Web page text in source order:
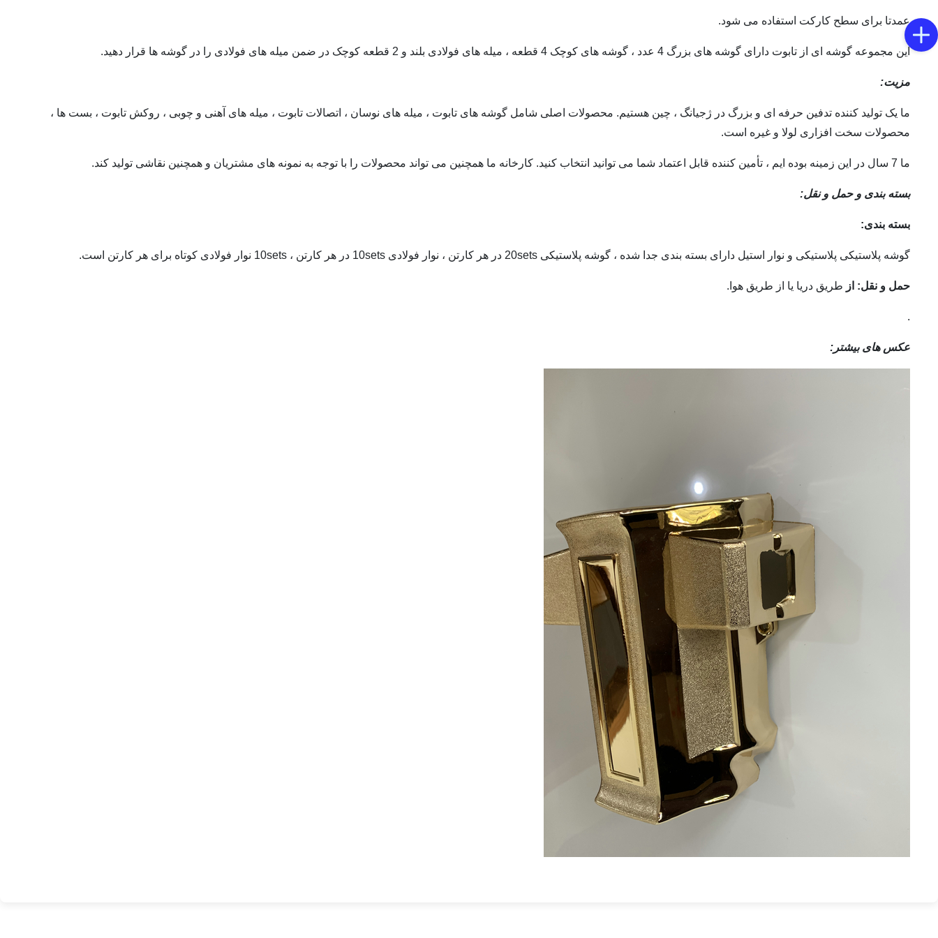
عمدتا برای سطح کارکت استفاده می شود.
این مجموعه گوشه ای از تابوت دارای گوشه های بزرگ 4 عدد ، گوشه های کوچک 4 قطعه ، میله های فولادی بلند و 2 قطعه کوچک در ضمن میله های فولادی را در گوشه ها قرار دهید.
مزیت:
ما یک تولید کننده تدفین حرفه ای و بزرگ در ژجیانگ ، چین هستیم. محصولات اصلی شامل گوشه های تابوت ، میله های نوسان ، اتصالات تابوت ، میله های آهنی و چوبی ، روکش تابوت ، بست ها ،
محصولات سخت افزاری لولا و غیره است.
ما 7 سال در این زمینه بوده ایم ، تأمین کننده قابل اعتماد شما می توانید انتخاب کنید. کارخانه ما همچنین می تواند محصولات را با توجه به نمونه های مشتریان و همچنین نقاشی تولید کند.
بسته بندی و حمل و نقل:
بسته بندی:
گوشه پلاستیکی پلاستیکی و نوار استیل دارای بسته بندی جدا شده ، گوشه پلاستیکی 20sets در هر کارتن ، نوار فولادی 10sets در هر کارتن ، 10sets نوار فولادی کوتاه برای هر کارتن است.
حمل و نقل: از طریق دریا یا از طریق هوا.
.
عکس های بیشتر: